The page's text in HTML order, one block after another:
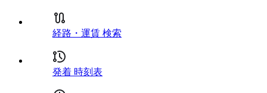
経路・運賃 検索
発着 時刻表